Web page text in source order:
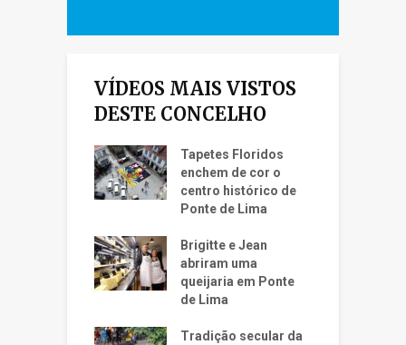
VÍDEOS MAIS VISTOS
DESTE CONCELHO
Tapetes Floridos
enchem de cor o
centro histórico de
Ponte de Lima
Brigitte e Jean
abriram uma
queijaria em Ponte
de Lima
Tradição secular da